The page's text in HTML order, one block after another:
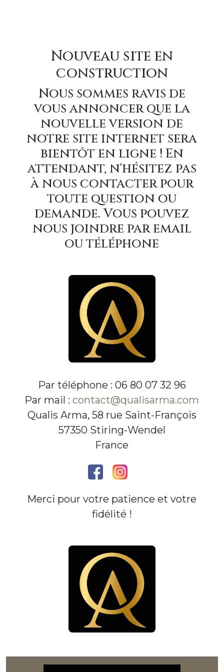
Nouveau site en
construction
Nous sommes ravis de
vous annoncer que la
nouvelle version de
notre site internet sera
bientôt en ligne ! En
attendant, n'hésitez pas
à nous contacter pour
toute question ou
demande. Vous pouvez
nous joindre par email
ou téléphone
Par téléphone : 06 80 07 32 96
Par mail :contact@qualisarma.com
Qualis Arma, 58 rue Saint-François
57350 Stiring-Wendel
France
Merci pour votre patience et votre
fidélité !